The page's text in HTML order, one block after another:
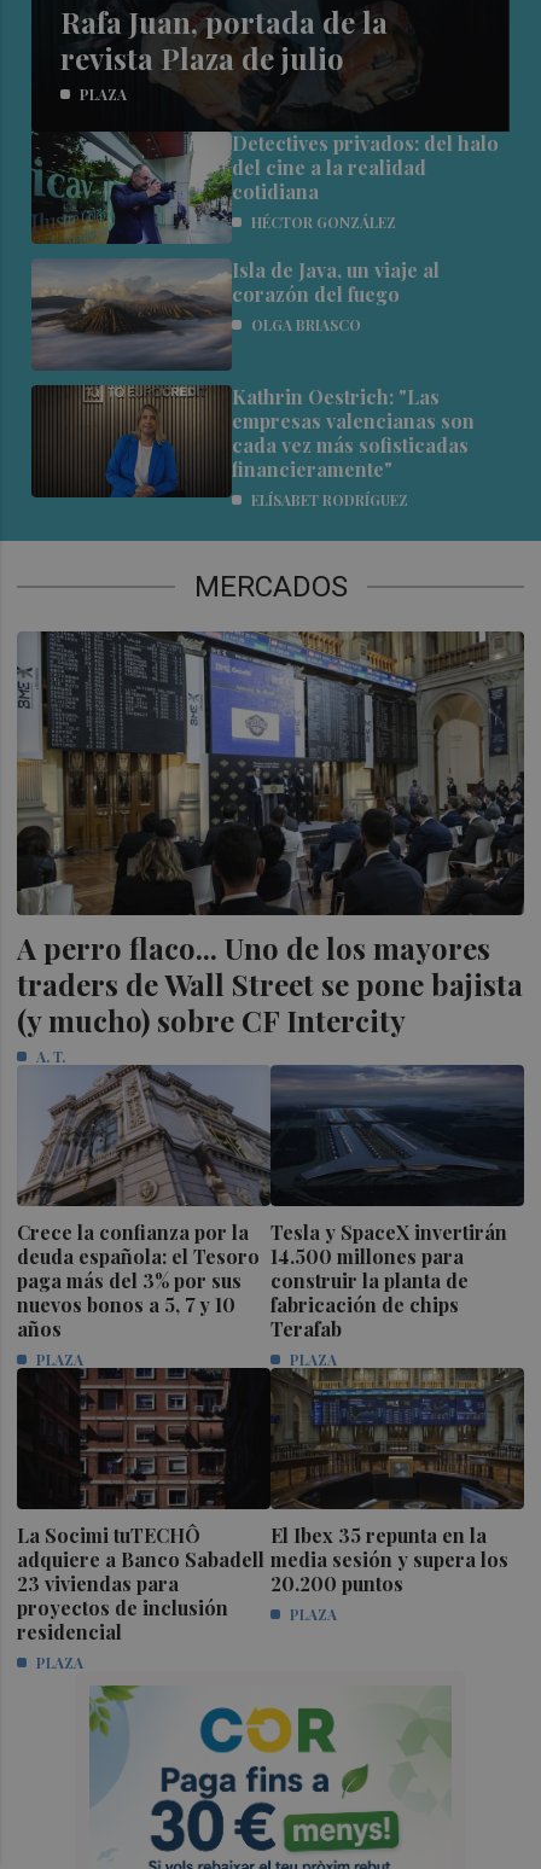
Rafa Juan, portada de la
revista Plaza de julio
PLAZA
Detectives privados: del halo
del cine a la realidad
cotidiana
HÉCTOR GONZÁLEZ
Isla de Java, un viaje al
corazón del fuego
OLGA BRIASCO
Kathrin Oestrich: "Las
empresas valencianas son
cada vez más sofisticadas
financieramente"
ELÍSABET RODRÍGUEZ
MERCADOS
A perro flaco... Uno de los mayores
traders de Wall Street se pone bajista
(y mucho) sobre CF Intercity
A. T.
Crece la confianza por la
deuda española: el Tesoro
paga más del 3% por sus
nuevos bonos a 5, 7 y 10
años
PLAZA
Tesla y SpaceX invertirán
14.500 millones para
construir la planta de
fabricación de chips
Terafab
PLAZA
La Socimi tuTECHÔ
adquiere a Banco Sabadell
23 viviendas para
proyectos de inclusión
residencial
PLAZA
El Ibex 35 repunta en la
media sesión y supera los
20.200 puntos
PLAZA